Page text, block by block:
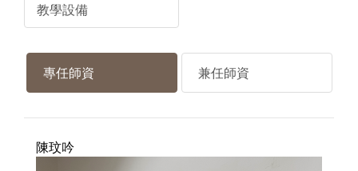
教學設備
專任師資 兼任師資
陳玟吟